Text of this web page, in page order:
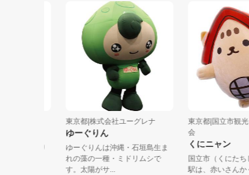
東京都|株式会社ユーグレナ
ゆーぐりん
ゆーぐりんは沖縄・石垣島生ま
れの藻の一種・ミドリムシで
す。太陽がサ...
東京都|国立市観光ま
くにニャン
国立市（くにたちし
駅は、赤いさんかく